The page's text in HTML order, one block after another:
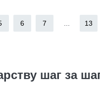
6 7 13
шаг за